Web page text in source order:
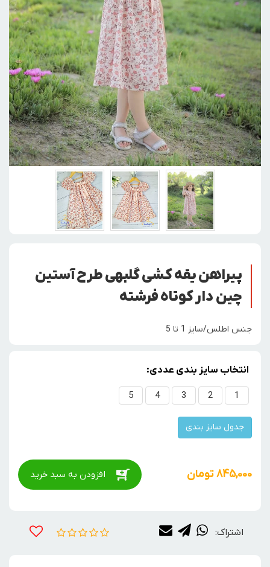
پیراهن یقه کشی گلبهی طرح آستین
چین دار کوتاه فرشته
جنس اطلس/سایز 1 تا 5
انتخاب سایز بندی عددی:
1
2
3
4
5
جدول سایز بندی
845,000تومان افزودن به سبد خرید
اشتراک: